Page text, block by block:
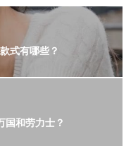
式有哪些？
国和劳力士？